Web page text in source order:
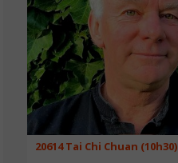
20614 Tai Chi Chuan (10h30)